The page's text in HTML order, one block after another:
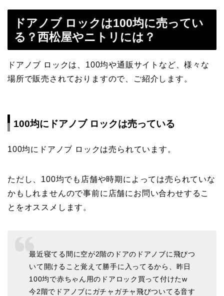
ドアノブ ロックは100均に売ってい
る？西松屋やニトリには？
ドアノブ ロックは、100均や通販サイトなど、様々な
場所で販売されておりますので、ご紹介します。
100均にドアノブ ロックは売っている
100均にドアノブ ロックは売られています。
ただし、100均でも店舗や時期によっては売られていな
かもしれませんので事前に店舗にお問い合わせするこ
とをオススメします。
最近寝てる間に空が2階のドアのドアノブに飛びつ
いて開けること覚えて勝手に入ってるから、昨日
100均で赤ちゃん用のドアロック買って付けたw
今2階でドアノブにガチャガチャ飛びついてる音す